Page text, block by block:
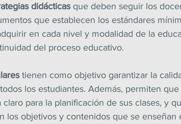
didácticas que deben seguir los
que establecen los estándares
en cada nivel y modalidad de la
del proceso educativo.
tienen como objetivo garantizar la
los estudiantes. Además, permiten
para la planificación de sus clases, y
los objetivos y contenidos que se enseñan